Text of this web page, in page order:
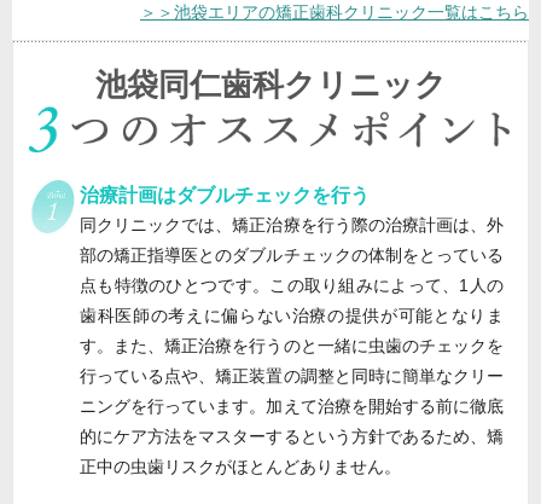
＞＞池袋エリアの矯正歯科クリニック一覧はこちら
池袋同仁歯科クリニック
治療計画はダブルチェックを行う
同クリニックでは、矯正治療を行う際の治療計画は、外
部の矯正指導医とのダブルチェックの体制をとっている
点も特徴のひとつです。この取り組みによって、1人の
歯科医師の考えに偏らない治療の提供が可能となりま
す。また、矯正治療を行うのと一緒に虫歯のチェックを
行っている点や、矯正装置の調整と同時に簡単なクリー
ニングを行っています。加えて治療を開始する前に徹底
的にケア方法をマスターするという方針であるため、矯
正中の虫歯リスクがほとんどありません。